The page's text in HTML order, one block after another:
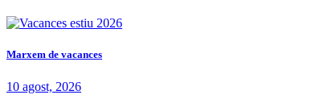
Marxem de vacances
10 agost, 2026